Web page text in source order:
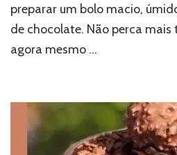
preparar um bolo macio,
de chocolate. Não perca
agora mesmo …